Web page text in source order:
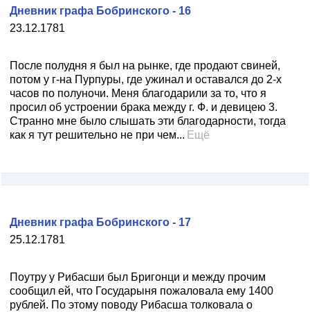
23.12.1781
Дневник графа Бобринского - 16
После полудня я был на рынке, где продают свиней,
потом у г-на Пурпуры, где ужинал и оставался до 2-х
часов по полуночи. Меня благодарили за то, что я
просил об устроении брака между г. Ф. и девицею 3.
Странно мне было слышать эти благодарности, тогда
как я тут решительно не при чем... Ещё
25.12.1781
Дневник графа Бобринского - 17
Поутру у Рибасши был Бригонци и между прочим
сообщил ей, что Государыня пожаловала ему 1400
рублей. По этому поводу Рибасша толковала о